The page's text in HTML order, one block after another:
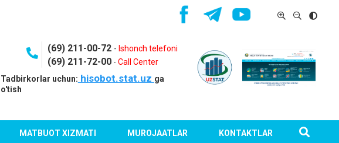
(69) 211-00-72 - Ishonch telefoni
(69) 211-72-00- Call Center
Tadbirkorlar uchun: hisobot.stat.uz ga
o'tish
MATBUOT XIZMATI MUROJAATLAR KONTAKTLAR